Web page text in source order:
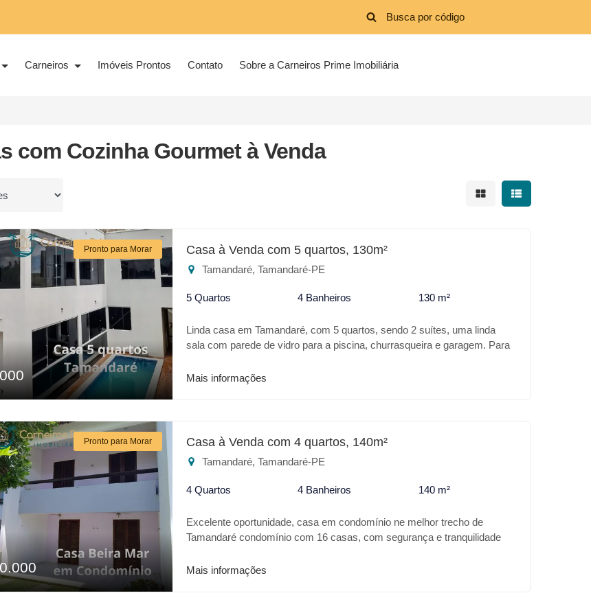
Carneiros Imóveis Prontos Contato Sobre a Carneiros Prime Imobiliária
com Cozinha Gourmet à Venda
Mostrar resultados em
Mostrar
Pronto para Morar Casa à Venda com 5 quartos, 130m²
Tamandaré, Tamandaré-PE
5 Quartos 4 Banheiros 130 m²
Linda casa em Tamandaré, com 5 quartos, sendo 2 suítes, uma linda
sala com parede de vidro para a piscina, churrasqueira e garagem. Para
Mais informações
Pronto para Morar Casa à Venda com 4 quartos, 140m²
Tamandaré, Tamandaré-PE
4 Quartos 4 Banheiros 140 m²
Excelente oportunidade, casa em condomínio ne melhor trecho de
Tamandaré condomínio com 16 casas, com segurança e tranquilidade
Mais informações